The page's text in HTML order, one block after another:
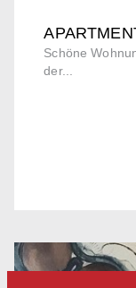
Schöne
der...